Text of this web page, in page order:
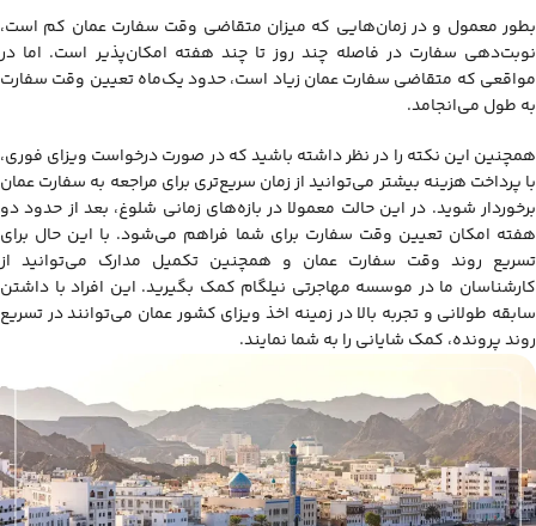
بطور معمول و در زمان‌هایی که میزان متقاضی وقت سفارت عمان کم است،
نوبت‌دهی سفارت در فاصله چند روز تا چند هفته امکان‌پذیر است. اما در
مواقعی که متقاضی سفارت عمان زیاد است، حدود یک‌ماه تعیین وقت سفارت
به طول می‌انجامد.
همچنین این نکته را در نظر داشته باشید که در صورت درخواست ویزای فوری،
با پرداخت هزینه بیشتر می‌توانید از زمان سریع‌تری برای مراجعه به سفارت عمان
برخوردار شوید. در این حالت معمولا در بازه‌های زمانی شلوغ، بعد از حدود دو
هفته امکان تعیین وقت سفارت برای شما فراهم می‌شود. با این حال برای
تسریع روند وقت سفارت عمان و همچنین تکمیل مدارک می‌توانید از
کارشناسان ما در موسسه مهاجرتی نیلگام کمک بگیرید. این افراد با داشتن
سابقه طولانی و تجربه بالا در زمینه اخذ ویزای کشور عمان می‌توانند در تسریع
روند پرونده، کمک شایانی را به شما نمایند.